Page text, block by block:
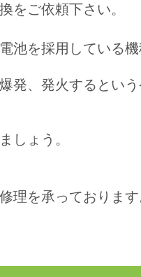
をご依頼下さい。
池を採用している
発、発火するとい
しょう。
理を承っております